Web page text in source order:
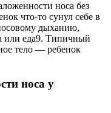
носа без
что-то сунул себе в
дыханию,
или еда9. Типичный
тело — ребенок
носа у